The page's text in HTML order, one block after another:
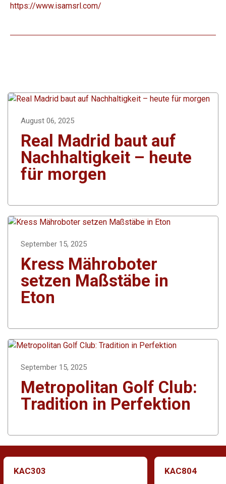
https://www.isamsrl.com/
August 06, 2025
Real Madrid baut auf
Nachhaltigkeit – heute
für morgen
September 15, 2025
Kress Mähroboter
setzen Maßstäbe in
Eton
September 15, 2025
Metropolitan Golf Club:
Tradition in Perfektion
KAC303 KAC804